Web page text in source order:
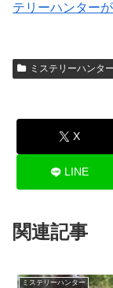
テリーハンター
ミステリーハンター
X
LINE
関連記事
ミステリーハンター